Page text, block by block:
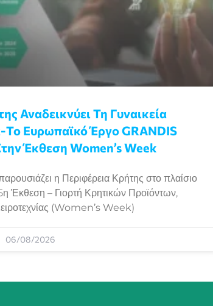
Αναδεικνύει Τη Γυναικεία
Το Ευρωπαϊκό Έργο GRANDIS
Έκθεση Women’s Week
η Περιφέρεια Κρήτης στο πλαίσιο
Έκθεση – Γιορτή Κρητικών Προϊόντων,
(Women’s Week)
06/08/2026